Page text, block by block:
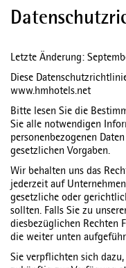
Letzte Änderung:
Diese
www.hmhotels.net
Bitte lesen Sie die
Sie alle notwendigen
personenbezogenen
gesetzlichen Vorgaben.
Wir behalten uns das
jederzeit auf
gesetzliche oder
sollten. Falls Sie zu
diesbezüglichen Rechten
die weiter unten
Sie verpflichten sich